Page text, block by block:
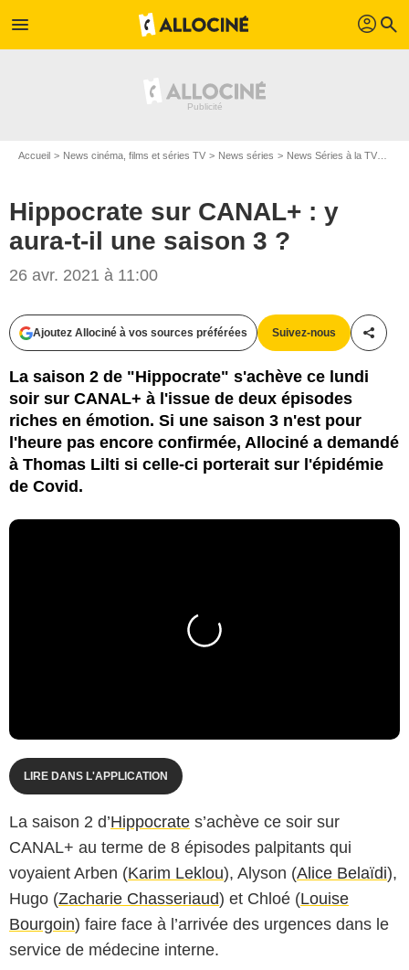
menu profil search
Accueil News cinéma, films et séries TV News séries News Séries à la TV
Hippocrate sur CANAL+ : y
aura-t-il une saison 3 ?
26 avr. 2021 à 11:00
Ajoutez Allociné à vos sources préférées Suivez-nous
La saison 2 de "Hippocrate" s'achève ce lundi
soir sur CANAL+ à l'issue de deux épisodes
riches en émotion. Si une saison 3 n'est pour
l'heure pas encore confirmée, Allociné a demandé
à Thomas Lilti si celle-ci porterait sur l'épidémie
de Covid.
LIRE DANS L'APPLICATION
La saison 2 d’Hippocrate s’achève ce soir sur
CANAL+ au terme de 8 épisodes palpitants qui
voyaient Arben (Karim Leklou), Alyson (Alice Belaïdi),
Hugo (Zacharie Chasseriaud) et Chloé (Louise
Bourgoin) faire face à l’arrivée des urgences dans le
service de médecine interne.